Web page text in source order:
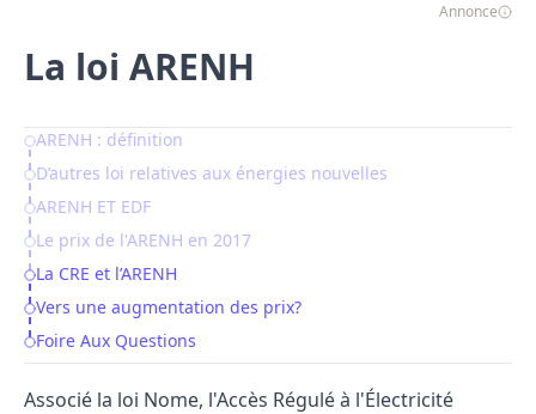
Annonce
La loi ARENH
Table of Contents
ARENH : définition
D’autres loi relatives aux énergies nouvelles
ARENH ET EDF
Le prix de l'ARENH en 2017
La CRE et l’ARENH
Vers une augmentation des prix?
Foire Aux Questions
Associé la loi Nome, l'Accès Régulé à l'Électricité